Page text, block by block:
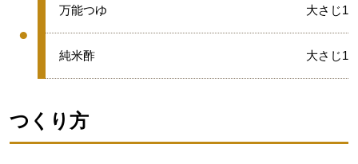
●
グループ
●
万能つゆ 大さじ1
●
純米酢 大さじ1
つくり方